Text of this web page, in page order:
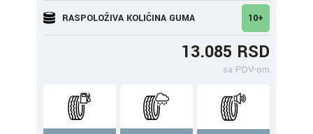
RASPOLOŽIVA KOLIČINA GUMA 10+
13.085 RSD
sa PDV-om